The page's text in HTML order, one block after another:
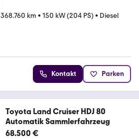
368.760 km • 150 kW (204 PS) • Diesel
Kontakt Parken
Toyota Land Cruiser HDJ 80
Automatik Sammlerfahrzeug
68.500 €